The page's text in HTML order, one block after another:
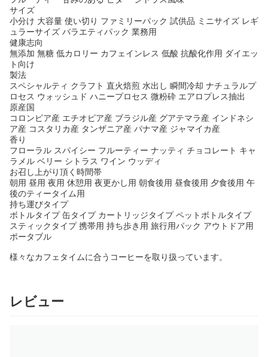
サイズ
小分け 大容量 使い切り ファミリーパック 試供品 ミニサイズ レギ
ュラーサイズ バラエティパック 業務用
健康志向
無添加 無糖 低カロリー カフェインレス 低酸 抗酸化作用 ダイエッ
ト向け
製法
スペシャルティ クラフト 直火焙煎 水出し 瞬間冷却 ナチュラルプ
ロセス ウォッシュド ハニープロセス 微粉砕 エアロプレス抽出
原産国
コロンビア産 エチオピア産 ブラジル産 グアテマラ産 インドネシ
ア産 コスタリカ産 タンザニア産 パナマ産 ジャマイカ産
香り
フローラル スパイシー フルーティー ナッティ チョコレート キャ
ラメル ベリー シトラス ワイン ウッディ
お召し上がり頂く時間帯
朝用 昼用 夜用 休憩用 夜更かし用 朝食後用 昼食後用 夕食後用 午
後のティータイム用
持ち運びタイプ
ボトルタイプ 缶タイプ カートリッジタイプ ペットボトルタイプ
スティックタイプ 携帯用 持ち歩き用 旅行用パック アウトドア用
ポータブル
様々なカフェタイムに合うコーヒーを取り扱っています。
レビュー